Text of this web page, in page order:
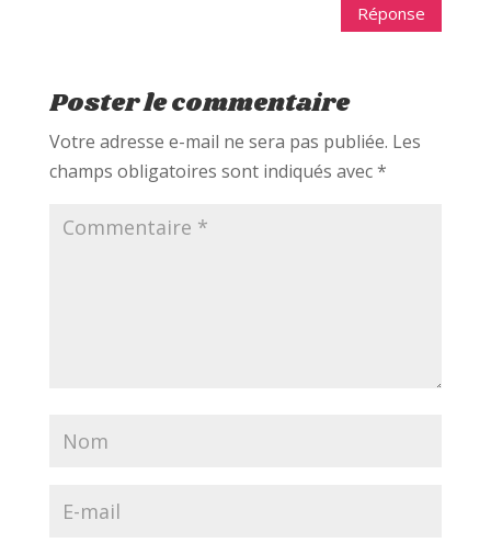
Réponse
Poster le commentaire
Votre adresse e-mail ne sera pas publiée. Les
champs obligatoires sont indiqués avec*